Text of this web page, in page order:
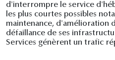
d'interrompre le service
les plus courtes possibles
maintenance, d'amélioration
défaillance de ses
Services génèrent un trafic